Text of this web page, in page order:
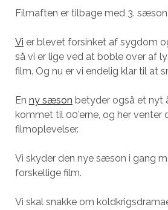
Filmaften er tilbage med 3.
Vi er blevet forsinket af sygdom
så vi er lige ved at boble over af
film. Og nu er vi endelig klar til at
En ny sæson betyder også et nyt
kommet til 00’erne, og her venter
filmoplevelser.
Vi skyder den nye sæson i gang
forskellige film.
Vi skal snakke om